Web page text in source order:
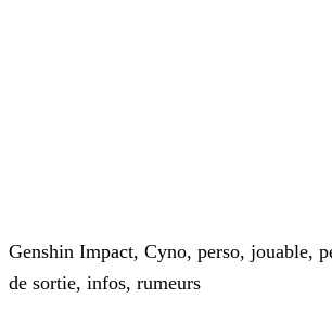
Genshin Impact, Cyno, perso, jouable,
de sortie, infos, rumeurs